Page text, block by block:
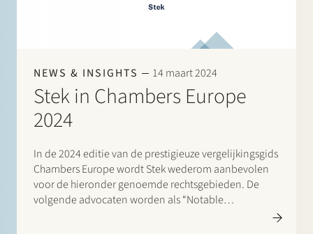
NEWS & INSIGHTS 14 maart 2024
Stek in Chambers Europe
2024
In de 2024 editie van de prestigieuze vergelijkingsgids
Chambers Europe wordt Stek wederom aanbevolen
voor de hieronder genoemde rechtsgebieden. De
volgende advocaten worden als “Notable
Practitioners” aangeduid: Banking & Finance: Sharon